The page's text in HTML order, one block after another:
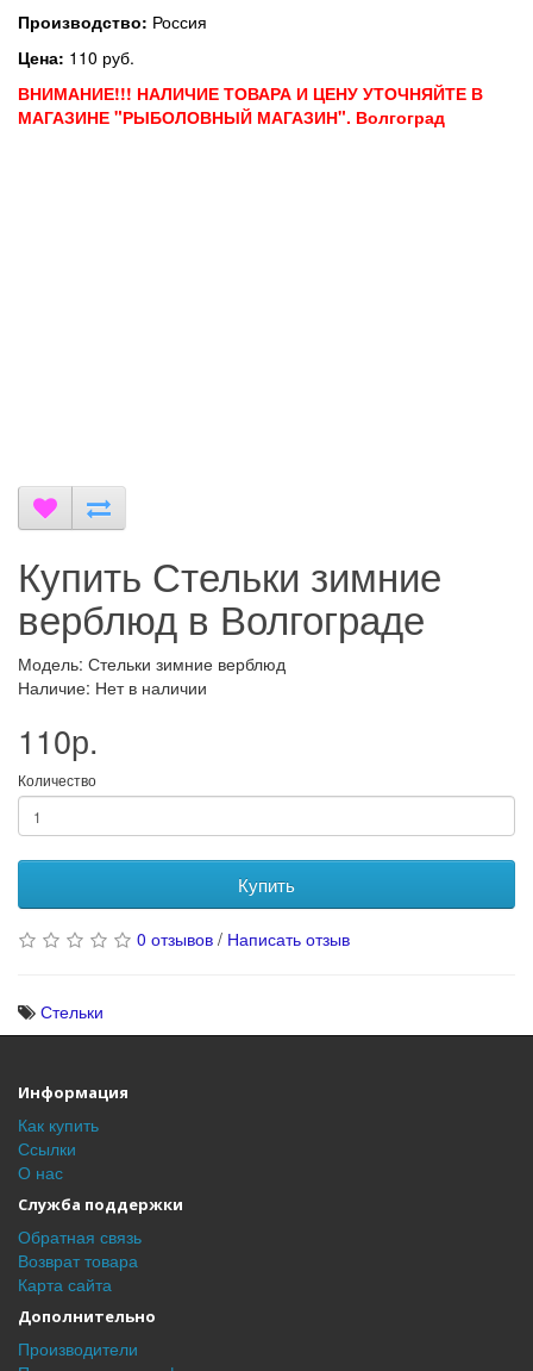
Производство: Россия
Цена: 110 руб.
ВНИМАНИЕ!!! НАЛИЧИЕ ТОВАРА И ЦЕНУ УТОЧНЯЙТЕ В
МАГАЗИНЕ "РЫБОЛОВНЫЙ МАГАЗИН". Волгоград
Купить Стельки зимние
верблюд в Волгограде
Модель: Стельки зимние верблюд
Наличие: Нет в наличии
110р.
Количество
Купить
0 отзывов / Написать отзыв
Стельки
Информация
Как купить
Ссылки
О нас
Служба поддержки
Обратная связь
Возврат товара
Карта сайта
Дополнительно
Производители